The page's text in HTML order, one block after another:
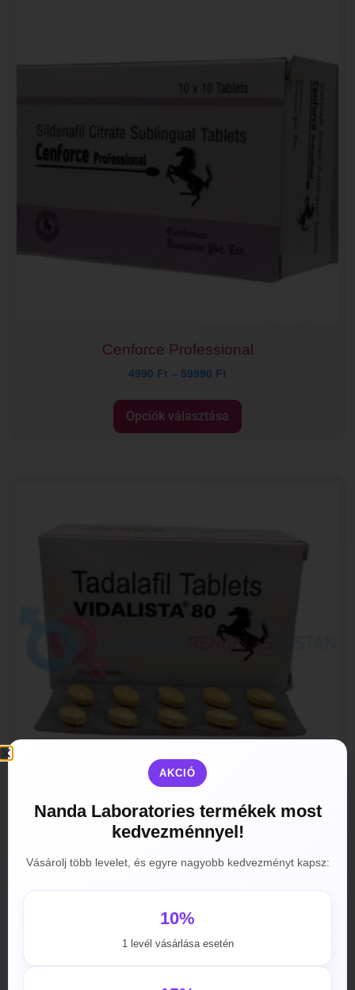
Cenforce Professional
4990 Ft – 59990 Ft
Opciók választása
Vidalista 80mg
4990 42990 Ft
AKCIÓ
Nanda Laboratories termékek most
kedvezménnyel!
Vásárolj több levelet, és egyre nagyobb kedvezményt kapsz:
10%
1 levél vásárlása esetén